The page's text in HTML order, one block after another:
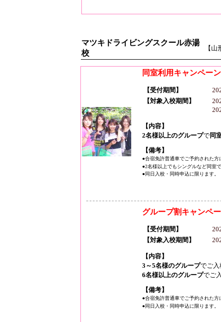
マツキドライビングスクール赤湯
校
【
同室利用キャンペーン
【受付期間】
【対象入校期間】
【内容】
2名様以上のグループで同
【備考】
●合宿免許普通車でご予約された方
●2名様以上でもシングルなど同室
●同日入校・同時申込に限ります。
グループ割キャンペ
【受付期間】
【対象入校期間】
【内容】
3～5名様のグループでご入
6名様以上のグループでご
【備考】
●合宿免許普通車でご予約された方
●同日入校・同時申込に限ります。